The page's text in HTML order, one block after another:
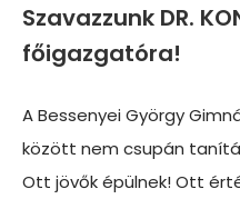
Szavazzunk DR.
főigazgatóra!
A Bessenyei György
között nem csupán
Ott jövők épülnek! Ott